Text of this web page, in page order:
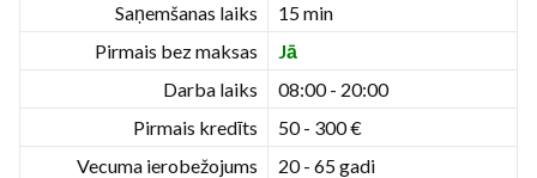
Saņemšanas laiks
15 min
Pirmais bez maksas
Jā
Darba laiks
08:00 - 20:00
Pirmais kredīts
50 - 300 €
Vecuma ierobežojums
20 - 65 gadi